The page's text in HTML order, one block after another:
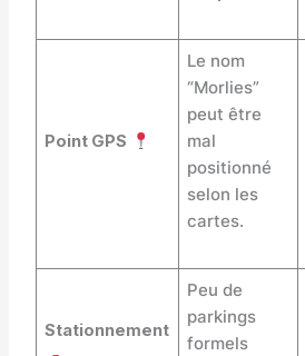
Point GPS
Le nom
“Morlies”
peut être
mal
positionné
selon les
cartes.
Stationnement
Peu de
parkings
formels